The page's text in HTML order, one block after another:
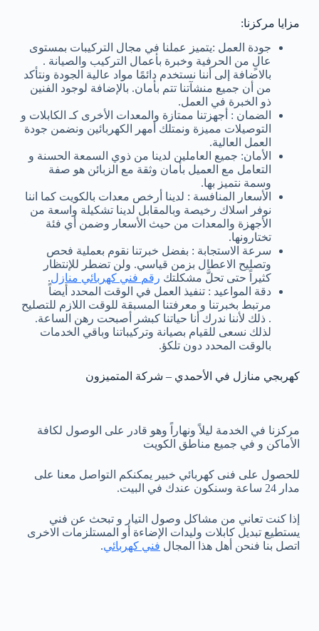
مزايا مركزنا:
جودة العمل :يتميز عملنا في مجال التركيبات بمستوى
عالٍ من الحرفية وخبرة بأعمال التركيب والصيانة .
بالاضافة إلى أننا نستخدم دائمًا مواد عالية الجودة ونتأكد
من أن جميع منشآتنا تتم بأمان. بالإضافة لوجود الفنين
ذو الخبرة في العمل.
الضمان : أجهزتنا ممتازة والمعدات الأخرى كـ الكابلات و
التوصيلات مميزة ونمتلك أمهر الكهربائين ونضمن جودة
العمل العالية.
الأمان: جميع العاملين لدينا من ذوي السمعة الحسنة و
التعامل مع العميل بأمان وثقة مع الزبائن هو صفة
وسمة نتميز بها.
الأسعار المنافسة : لدينا أرخص معدات بالكويت كما اننا
نوفر اسلاك رخيصة وبالمقابل لدينا تشكيلة واسعة من
الأجهزة والمعدات من حيث الأسعار وضمن أي فئة
تختارونها.
سرعة الاستجابة : بفضل خبرتنا نقوم بعملية فحص
وتصليح الاعطال بزمن قياسي. ولن تضطر للإنتظار
كثيراً حتى تحلَّ مشكلتك رقم فني كهربائي منازل.
دقة المواعيد : تنفيذ العمل في الوقت المحدد أيضاً
مرتبط بخبرتنا و معرفتنا المسبقة للوقت اللازم للتصليح
. ذلك لأننا ندرك أنا حياتنا كبشر أصبحت رهن الساعة.
لذلك نسعى للقيام بصيانة وتركيباتنا وباقي الخدمات
بالوقت المحدد دون تلكؤ.
كهربجي منازل في الأحمدي – شركة المتميزون
مركزنا في الخدمة ليلاً ونهاراً وهو قادر على الوصول لكافة
الأماكن و في جميع مناطق الكويت
للحصول على فنى كهربائي خبير يمكنكم التواصل معنا على
مدار 24 ساعة وسنكون عندك في البيت.
إذا كنت تعاني من مشاكل وصول التيار و تبحث عن فني
يستطيع تبديل كابلات وليدات الإضاءة أو المستلزمات الاخرى
اتصل بنا فنحن أهل هذا المجال فني كهربائي.